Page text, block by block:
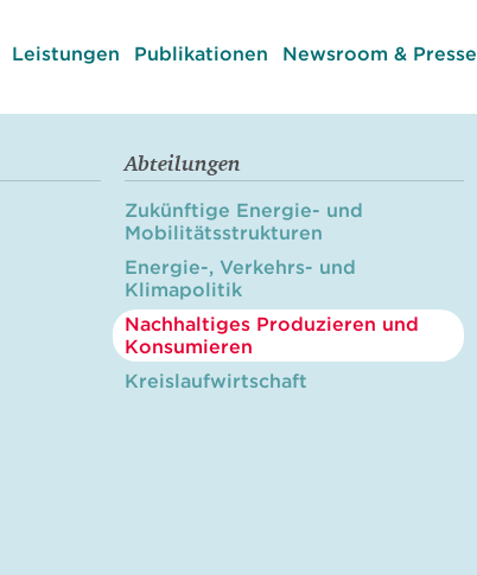
Leistungen Publikationen Newsroom & Presse
Abteilungen
Zukünftige Energie- und
Mobilitätsstrukturen
Energie-, Verkehrs- und
Klimapolitik
Nachhaltiges Produzieren und
Konsumieren
Kreislaufwirtschaft